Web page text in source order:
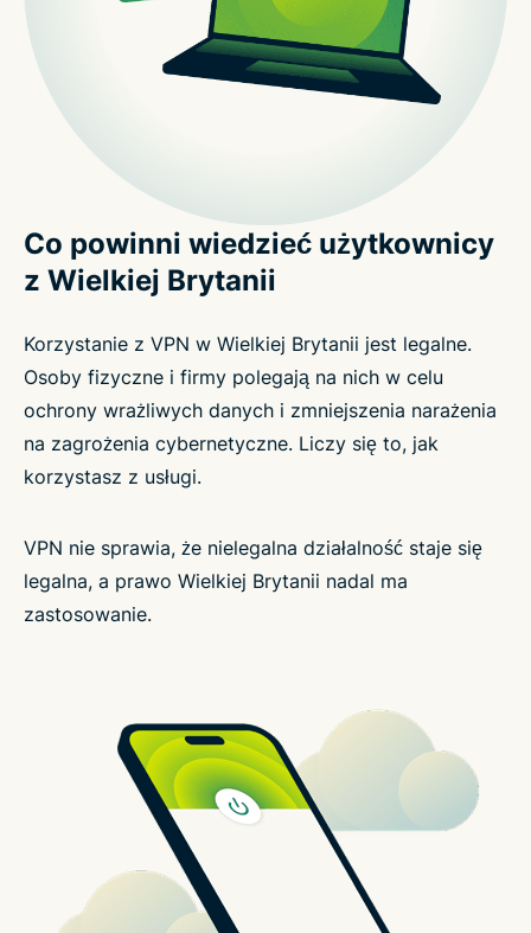
Co powinni wiedzieć użytkownicy
z Wielkiej Brytanii
Korzystanie z VPN w Wielkiej Brytanii jest legalne.
Osoby fizyczne i firmy polegają na nich w celu
ochrony wrażliwych danych i zmniejszenia narażenia
na zagrożenia cybernetyczne. Liczy się to, jak
korzystasz z usługi.
VPN nie sprawia, że nielegalna działalność staje się
legalna, a prawo Wielkiej Brytanii nadal ma
zastosowanie.